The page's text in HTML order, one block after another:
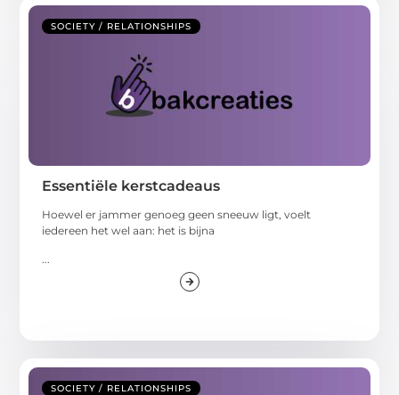
SOCIETY / RELATIONSHIPS
Essentiële kerstcadeaus
Hoewel er jammer genoeg geen sneeuw ligt, voelt
iedereen het wel aan: het is bijna
...
SOCIETY / RELATIONSHIPS